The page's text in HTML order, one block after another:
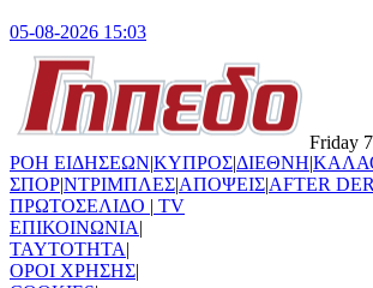
05-08-2026 15:03
Friday
ΡΟΗ ΕΙΔΗΣΕΩΝ|ΚΥΠΡΟΣ|ΔΙΕΘΝΗ|
ΣΠΟΡ|ΝΤΡΙΜΠΛΕΣ|ΑΠΟΨΕΙΣ|AFTER
ΠΡΩΤΟΣΕΛΙΔΟ | TV
ΕΠΙΚΟΙΝΩΝΙΑ|
TAYTOTHTA|
ΟΡΟΙ ΧΡΗΣΗΣ|